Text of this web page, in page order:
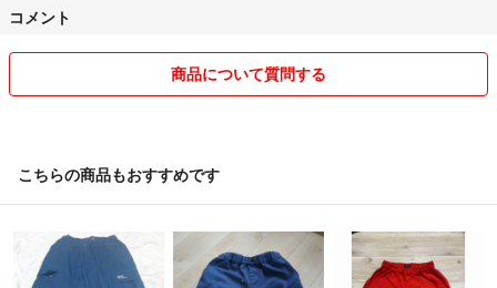
コメント
商品について質問する
こちらの商品もおすすめです